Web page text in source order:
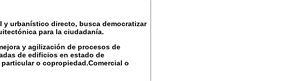
y urbanístico directo, busca democratizar
para la ciudadanía.
y agilización de procesos de
de edificios en estado de
o copropiedad.Comercial o